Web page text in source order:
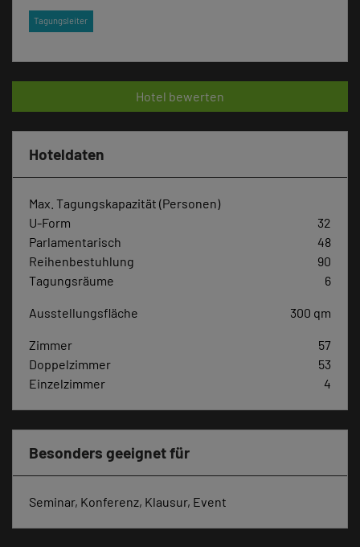
Tagungsleiter
Hotel bewerten
Hoteldaten
Max. Tagungskapazität (Personen)
U-Form
32
Parlamentarisch
48
Reihenbestuhlung
90
Tagungsräume
6
Ausstellungsfläche 300 qm
Zimmer
57
Doppelzimmer
53
Einzelzimmer
4
Besonders geeignet für
Seminar, Konferenz, Klausur, Event